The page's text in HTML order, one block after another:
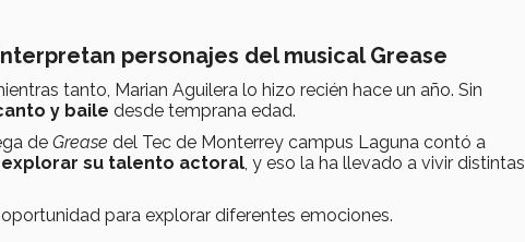
personajes del musical Grease
tanto, Marian Aguilera lo hizo recién hace un año. Sin
y baile desde temprana edad.
de Grease del Tec de Monterrey campus Laguna contó a
su talento actoral , y eso la ha llevado a vivir distintas
para explorar diferentes emociones.